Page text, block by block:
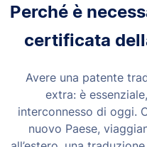
Perché è
certificata
Avere una patente
extra: è
interconnesso di oggi.
nuovo Paese,